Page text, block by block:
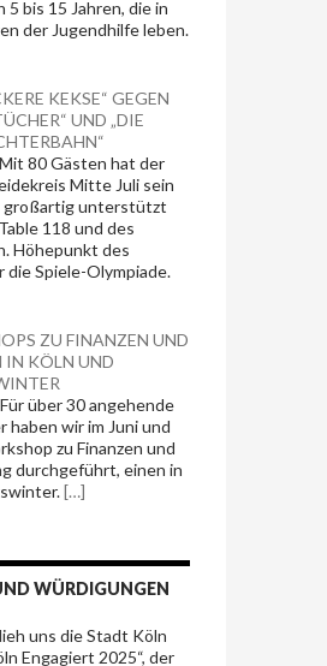
5 bis 15 Jahren, die in
der Jugendhilfe leben.
KEKSE“ GEGEN
UND „DIE
80 Gästen hat der
Mitte Juli sein
großartig unterstützt
118 und des
Höhepunkt des
Spiele-Olympiade.
ZU FINANZEN UND
IN KÖLN UND
über 30 angehende
haben wir im Juni und
zu Finanzen und
durchgeführt, einen in
[…]
WÜRDIGUNGEN
uns die Stadt Köln
Engagiert 2025“, der